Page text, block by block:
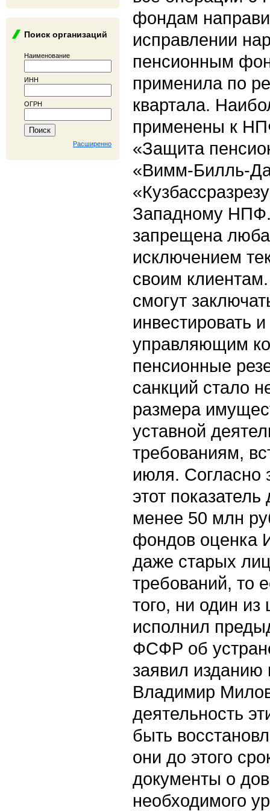
Поиск организаций
Наименование
ИНН
ОГРН
Расширенно
фондам
исправлении
пенсионным
применила по
квартала.
применены к
«Защита
«Вимм-Билль-
Западному
запрещена
исключением
своим
смогут
инвестировать
управляющим
пенсионные
санкций стало
размера
уставной
требованиям,
июля. Согласно
этот
менее 50 млн
фондов оценка
даже старых
требований, то
того, ни один
исполнил
ФСФР об
заявил
Владимир
деятельность
быть
они до этого
документы о
необходимого